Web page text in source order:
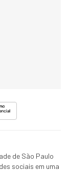
de São Paulo
sociais em uma